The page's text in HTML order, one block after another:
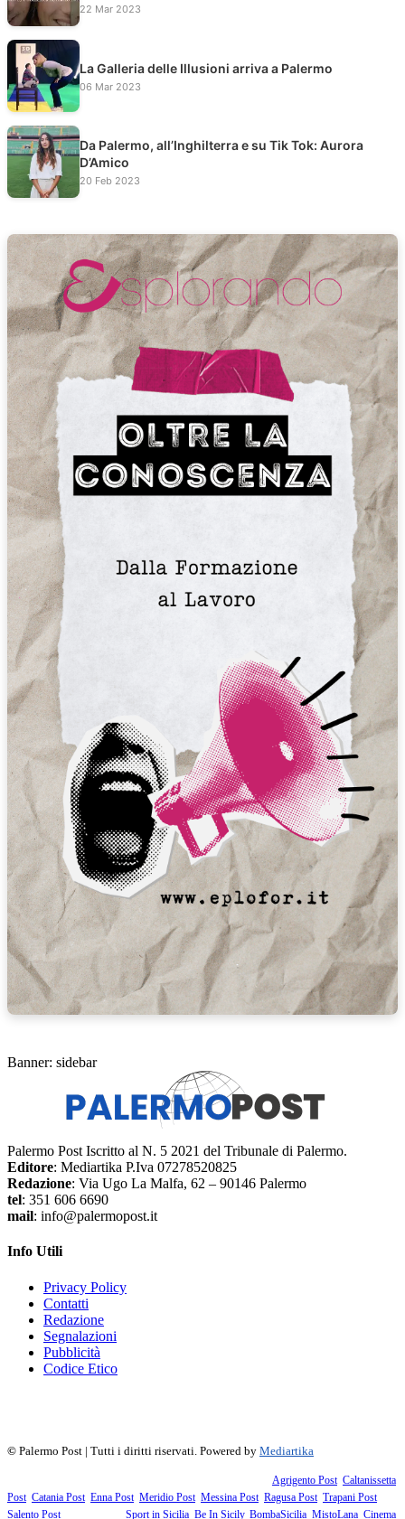
22 Mar 2023
La Galleria delle Illusioni arriva a Palermo
06 Mar 2023
Da Palermo, all’Inghilterra e su Tik Tok: Aurora
D’Amico
20 Feb 2023
Banner: sidebar
Palermo Post Iscritto al N. 5 2021 del Tribunale di Palermo.
Editore: Mediartika P.Iva 07278520825
Redazione: Via Ugo La Malfa, 62 – 90146 Palermo
tel: 351 606 6690
mail: info@palermopost.it
Info Utili
Privacy Policy
Contatti
Redazione
Segnalazioni
Pubblicità
Codice Etico
© Palermo Post | Tutti i diritti riservati. Powered by Mediartika
Agrigento Post, Caltanissetta
Post, Catania Post, Enna Post, Meridio Post, Messina Post, Ragusa Post, Trapani Post,
Salento Post. I siti tematici: Sport in Sicilia Be In Sicily, BombaSicilia MistoLana Cinema